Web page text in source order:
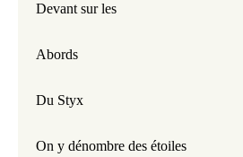
Devant sur les
Abords
Du Styx
On y dénombre des étoiles